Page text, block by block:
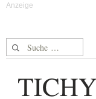
Suche nach: